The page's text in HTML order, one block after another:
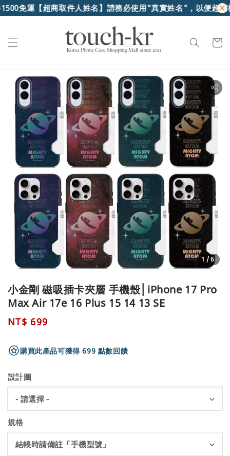
免運【超商取件人姓名】請務必使用"真實姓名"，以便超商核
1 /6
小金剛 磁吸插卡夾層 手機殼│iPhone 17 Pro
Max Air 17e 16 Plus 15 14 13 SE
Regular
NT$ 699
購買此產品可獲得 699 點數回饋
設計圖
規格